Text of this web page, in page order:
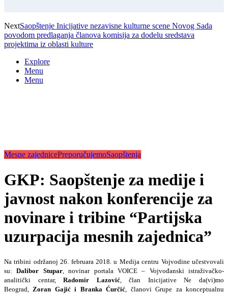
NextSaopštenje Inicijative nezavisne kulturne scene Novog Sada
povodom predlaganja članova komisija za dodelu sredstava
projektima iz oblasti kulture
Explore
Menu
Menu
Mesne zajednicePreporučujemoSaopštenja
GKP: Saopštenje za medije i
javnost nakon konferencije za
novinare i tribine “Partijska
uzurpacija mesnih zajednica”
Na tribini održanoj 26. februara 2018. u Medija centru Vojvodine učestvovali
su:Dalibor Stupar, novinar portala VOICE – Vojvođanski istraživačko-
analitički centar,Radomir Lazović, član Inicijative Ne da(vi)mo
Beograd,Zoran Gajić i Branka Ćurčić, članovi Grupe za konceptualnu